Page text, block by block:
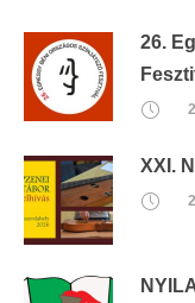
26.
XXI.